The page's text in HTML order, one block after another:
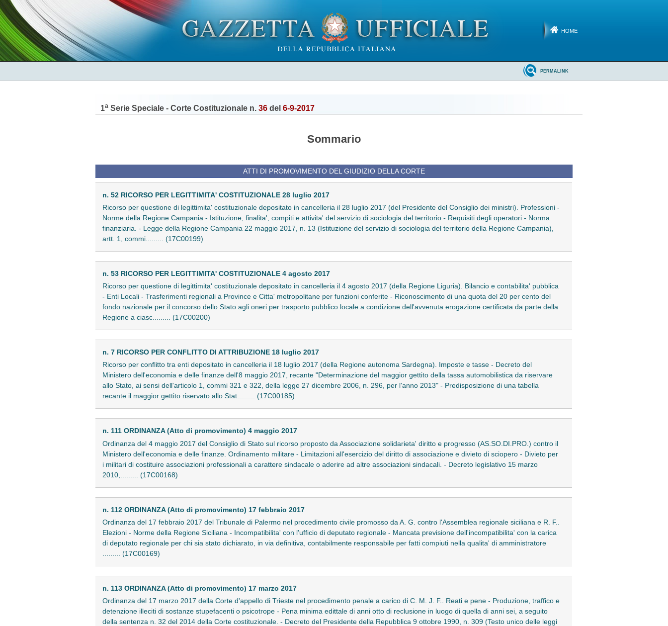
HOME
PERMALINK
1a Serie Speciale - Corte Costituzionale n. 36 del 6-9-2017
Sommario
ATTI DI PROMOVIMENTO DEL GIUDIZIO DELLA CORTE
n. 52 RICORSO PER LEGITTIMITA' COSTITUZIONALE 28 luglio 2017
Ricorso per questione di legittimita' costituzionale depositato in cancelleria il 28 luglio 2017 (del Presidente del Consiglio dei ministri). Professioni -
Norme della Regione Campania - Istituzione, finalita', compiti e attivita' del servizio di sociologia del territorio - Requisiti degli operatori - Norma
finanziaria. - Legge della Regione Campania 22 maggio 2017, n. 13 (Istituzione del servizio di sociologia del territorio della Regione Campania),
artt. 1, commi......... (17C00199)
n. 53 RICORSO PER LEGITTIMITA' COSTITUZIONALE 4 agosto 2017
Ricorso per questione di legittimita' costituzionale depositato in cancelleria il 4 agosto 2017 (della Regione Liguria). Bilancio e contabilita' pubblica
- Enti Locali - Trasferimenti regionali a Province e Citta' metropolitane per funzioni conferite - Riconoscimento di una quota del 20 per cento del
fondo nazionale per il concorso dello Stato agli oneri per trasporto pubblico locale a condizione dell'avvenuta erogazione certificata da parte della
Regione a ciasc......... (17C00200)
n. 7 RICORSO PER CONFLITTO DI ATTRIBUZIONE 18 luglio 2017
Ricorso per conflitto tra enti depositato in cancelleria il 18 luglio 2017 (della Regione autonoma Sardegna). Imposte e tasse - Decreto del
Ministero dell'economia e delle finanze dell'8 maggio 2017, recante "Determinazione del maggior gettito della tassa automobilistica da riservare
allo Stato, ai sensi dell'articolo 1, commi 321 e 322, della legge 27 dicembre 2006, n. 296, per l'anno 2013" - Predisposizione di una tabella
recante il maggior gettito riservato allo Stat......... (17C00185)
n. 111 ORDINANZA (Atto di promovimento) 4 maggio 2017
Ordinanza del 4 maggio 2017 del Consiglio di Stato sul ricorso proposto da Associazione solidarieta' diritto e progresso (AS.SO.DI.PRO.) contro il
Ministero dell'economia e delle finanze. Ordinamento militare - Limitazioni all'esercizio del diritto di associazione e divieto di sciopero - Divieto per
i militari di costituire associazioni professionali a carattere sindacale o aderire ad altre associazioni sindacali. - Decreto legislativo 15 marzo
2010,......... (17C00168)
n. 112 ORDINANZA (Atto di promovimento) 17 febbraio 2017
Ordinanza del 17 febbraio 2017 del Tribunale di Palermo nel procedimento civile promosso da A. G. contro l'Assemblea regionale siciliana e R. F..
Elezioni - Norme della Regione Siciliana - Incompatibilita' con l'ufficio di deputato regionale - Mancata previsione dell'incompatibilita' con la carica
di deputato regionale per chi sia stato dichiarato, in via definitiva, contabilmente responsabile per fatti compiuti nella qualita' di amministratore
......... (17C00169)
n. 113 ORDINANZA (Atto di promovimento) 17 marzo 2017
Ordinanza del 17 marzo 2017 della Corte d'appello di Trieste nel procedimento penale a carico di C. M. J. F.. Reati e pene - Produzione, traffico e
detenzione illeciti di sostanze stupefacenti o psicotrope - Pena minima edittale di anni otto di reclusione in luogo di quella di anni sei, a seguito
della sentenza n. 32 del 2014 della Corte costituzionale. - Decreto del Presidente della Repubblica 9 ottobre 1990, n. 309 (Testo unico delle leggi